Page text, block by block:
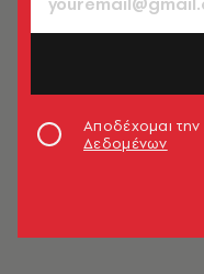
Αποδέχομαι την
Δεδομένων